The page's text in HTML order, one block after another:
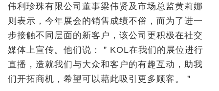
伟利珍珠有限公司董事梁伟贤及市场总监黄莉娜
则表示，今年展会的销售成绩不俗，而为了进一
步接触不同层面的新客户，该公司更积极在社交
媒体上宣传。他们说：＂KOL在我们的展位进行
直播，造就我们与大众和客户的有趣互动，助我
们开拓商机，希望可以藉此吸引更多顾客。＂